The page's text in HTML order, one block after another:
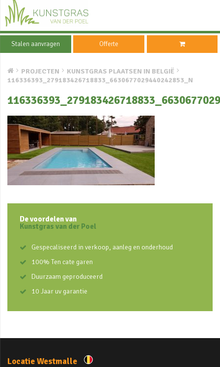
Stalen aanvragen Offerte
PROJECTEN
KUNSTGRAS PLAATSEN IN BELGIË
116336393_279183426718833_6630677029440242853_N
De voordelen van
Kunstgras van der Poel
Gespecaliseerd in verkoop, aanleg en onderhoud
100% Ten cate garen
Duurzaam geproduceerd
10 Jaar uv garantie
Locatie Westmalle